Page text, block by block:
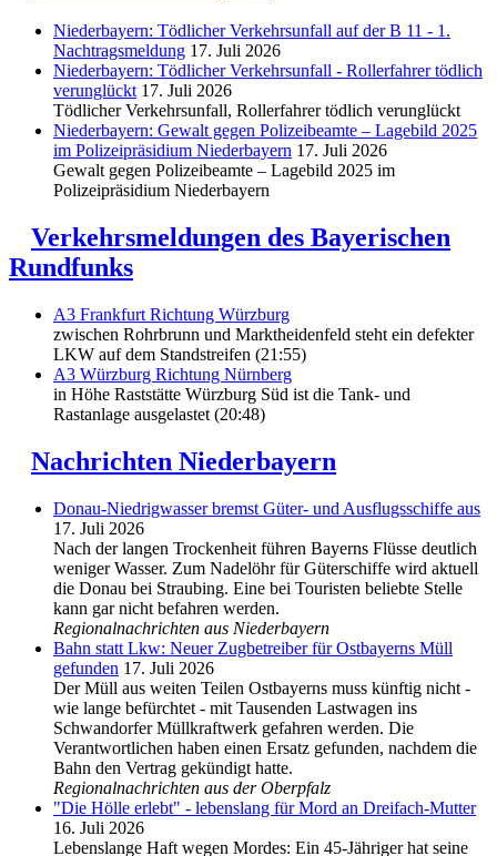
Niederbayern: Tödlicher Verkehrsunfall auf der B 11 - 1.
Nachtragsmeldung 17. Juli 2026
Niederbayern: Tödlicher Verkehrsunfall - Rollerfahrer tödlich
verunglückt 17. Juli 2026
Tödlicher Verkehrsunfall, Rollerfahrer tödlich verunglückt
Niederbayern: Gewalt gegen Polizeibeamte – Lagebild 2025
im Polizeipräsidium Niederbayern 17. Juli 2026
Gewalt gegen Polizeibeamte – Lagebild 2025 im
Polizeipräsidium Niederbayern
Verkehrsmeldungen des Bayerischen
Rundfunks
A3 Frankfurt Richtung Würzburg
zwischen Rohrbrunn und Marktheidenfeld steht ein defekter
LKW auf dem Standstreifen (21:55)
A3 Würzburg Richtung Nürnberg
in Höhe Raststätte Würzburg Süd ist die Tank- und
Rastanlage ausgelastet (20:48)
Nachrichten Niederbayern
Donau-Niedrigwasser bremst Güter- und Ausflugsschiffe aus
17. Juli 2026
Nach der langen Trockenheit führen Bayerns Flüsse deutlich
weniger Wasser. Zum Nadelöhr für Güterschiffe wird aktuell
die Donau bei Straubing. Eine bei Touristen beliebte Stelle
kann gar nicht befahren werden.
Regionalnachrichten aus Niederbayern
Bahn statt Lkw: Neuer Zugbetreiber für Ostbayerns Müll
gefunden 17. Juli 2026
Der Müll aus weiten Teilen Ostbayerns muss künftig nicht -
wie lange befürchtet - mit Tausenden Lastwagen ins
Schwandorfer Müllkraftwerk gefahren werden. Die
Verantwortlichen haben einen Ersatz gefunden, nachdem die
Bahn den Vertrag gekündigt hatte.
Regionalnachrichten aus der Oberpfalz
"Die Hölle erlebt" - lebenslang für Mord an Dreifach-Mutter
16. Juli 2026
Lebenslange Haft wegen Mordes: Ein 45-Jähriger hat seine